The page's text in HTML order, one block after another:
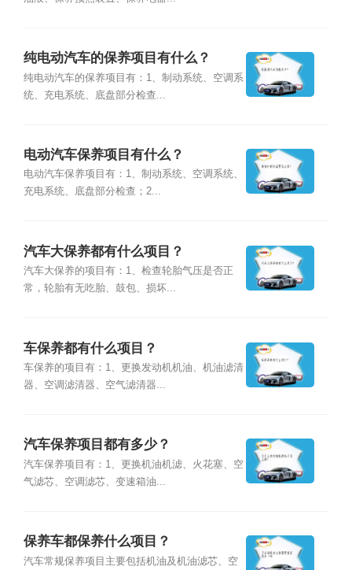
纯电动汽车的保养项目有什么？
纯电动汽车的保养项目有：1、制动系统、空调系
统、充电系统、底盘部分检查...
电动汽车保养项目有什么？
电动汽车保养项目有：1、制动系统、空调系统、
充电系统、底盘部分检查；2...
汽车大保养都有什么项目？
汽车大保养的项目有：1、检查轮胎气压是否正
常，轮胎有无吃胎、鼓包、损坏...
车保养都有什么项目？
车保养的项目有：1、更换发动机机油、机油滤清
器、空调滤清器、空气滤清器...
汽车保养项目都有多少？
汽车保养项目有：1、更换机油机滤、火花塞、空
气滤芯、空调滤芯、变速箱油...
保养车都保养什么项目？
汽车常规保养项目主要包括机油及机油滤芯、空